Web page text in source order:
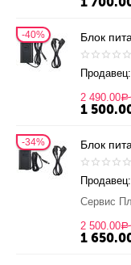
40% Блок
Продавец:
2 490.00Р
1
34% Блок
Продавец:
Сервис
2 500.00Р
1